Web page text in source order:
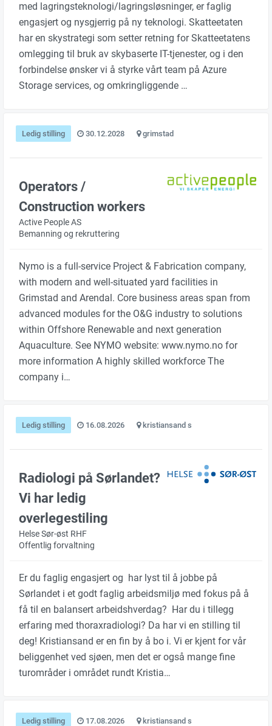
med lagringsteknologi/lagringsløsninger, er faglig
engasjert og nysgjerrig på ny teknologi. Skatteetaten
har en skystrategi som setter retning for Skatteetatens
omlegging til bruk av skybaserte IT-tjenester, og i den
forbindelse ønsker vi å styrke vårt team på Azure
Storage services, og omkringliggende …
Ledig stilling 30.12.2028 grimstad
Operators /
Construction workers
Active People AS
Bemanning og rekruttering
Nymo is a full-service Project & Fabrication company,
with modern and well-situated yard facilities in
Grimstad and Arendal. Core business areas span from
advanced modules for the O&G industry to solutions
within Offshore Renewable and next generation
Aquaculture. See NYMO website: www.nymo.no for
more information A highly skilled workforce The
company i…
Ledig stilling 16.08.2026 kristiansand s
Radiologi på Sørlandet?
Vi har ledig
overlegestiling
Helse Sør-øst RHF
Offentlig forvaltning
Er du faglig engasjert og har lyst til å jobbe på
Sørlandet i et godt faglig arbeidsmiljø med fokus på å
få til en balansert arbeidshverdag? Har du i tillegg
erfaring med thoraxradiologi? Da har vi en stilling til
deg! Kristiansand er en fin by å bo i. Vi er kjent for vår
beliggenhet ved sjøen, men det er også mange fine
turområder i området rundt Kristia…
Ledig stilling 17.08.2026 kristiansand s